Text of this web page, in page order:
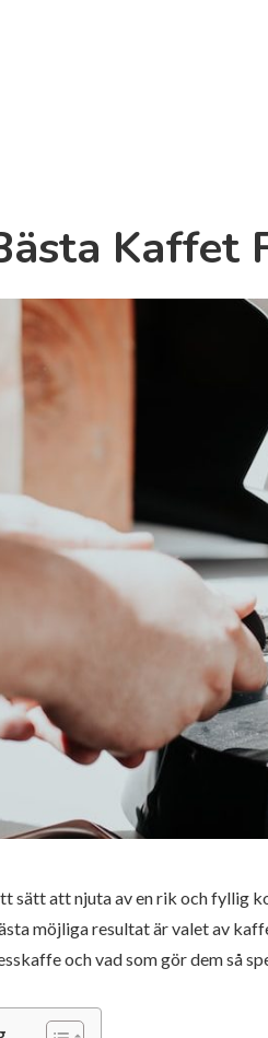
Kaffet
sätt att njuta av en rik och fyllig
möjliga resultat är valet av
och vad som gör dem så